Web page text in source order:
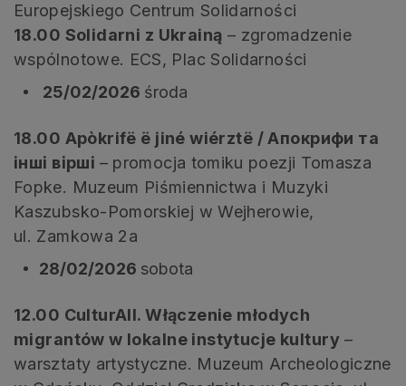
Europejskiego Centrum Solidarności
18.00 Solidarni z Ukrainą – zgromadzenie
wspólnotowe. ECS, Plac Solidarności
25/02/2026 środa
18.00 Apòkrifë ë jiné wiérztë / Апокрифи та
інші вірші – promocja tomiku poezji Tomasza
Fopke. Muzeum Piśmiennictwa i Muzyki
Kaszubsko-Pomorskiej w Wejherowie,
ul. Zamkowa 2a
28/02/2026 sobota
12.00 CulturAll. Włączenie młodych
migrantów w lokalne instytucje kultury–
warsztaty artystyczne. Muzeum Archeologiczne